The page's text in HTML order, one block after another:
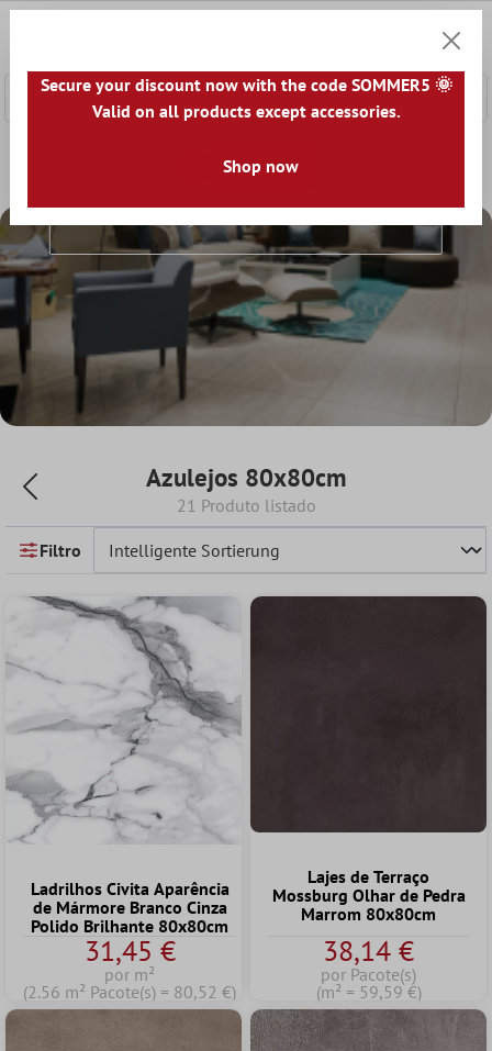
Mundo dos azulejos Azulejos por tamanho
Azulejos 80x80cm
Azulejos 80x80cm
21 Produto listado
Filtro
Ladrilhos Civita Aparência
de Mármore Branco Cinza
Polido Brilhante 80x80cm
31,45 €
por m²
(2.56 m² Pacote(s) = 80,52 €)
Lajes de Terraço
Mossburg Olhar de Pedra
Marrom 80x80cm
38,14 €
por Pacote(s)
(m² = 59,59 €)
Secure your discount now with the code SOMMER5 🌞
Valid on all products except accessories.
Shop now